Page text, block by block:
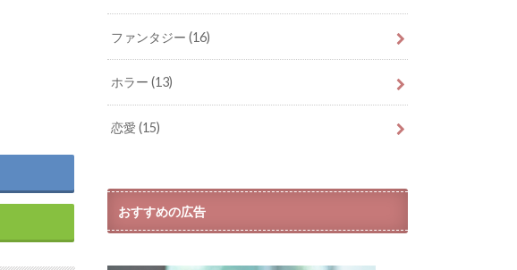
ファンタジー(16)
ホラー(13)
恋愛(15)
おすすめの広告